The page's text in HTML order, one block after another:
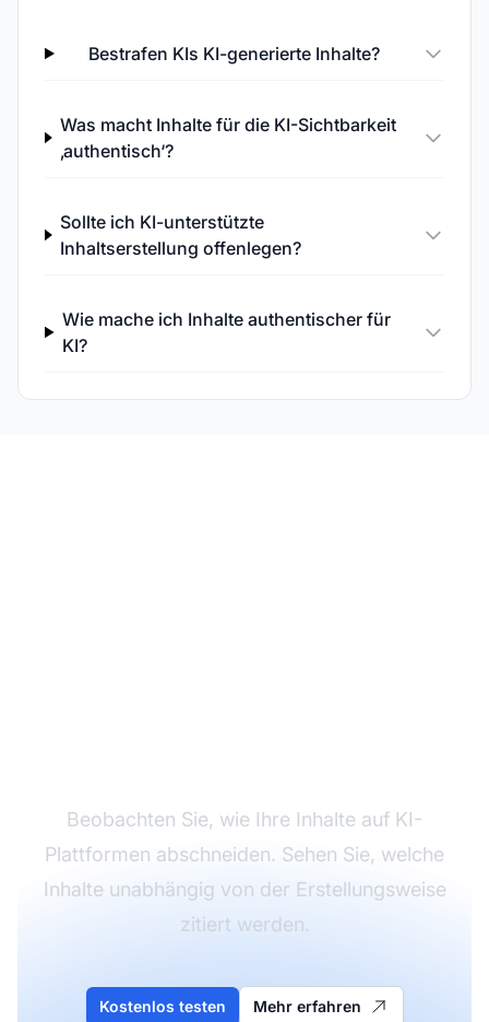
Bestrafen KIs KI-generierte Inhalte?
Was macht Inhalte für die KI-Sichtbarkeit
‚authentisch‘?
Sollte ich KI-unterstützte
Inhaltserstellung offenlegen?
Wie mache ich Inhalte authentischer für
KI?
Beobachten Sie, wie Ihre Inhalte auf KI-
Plattformen abschneiden. Sehen Sie, welche
Inhalte unabhängig von der Erstellungsweise
zitiert werden.
Kostenlos testen Mehr erfahren